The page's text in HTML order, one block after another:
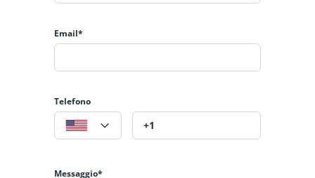
La superficie del lotto è di 317,72 m2, dove è possibile
terra con 2 negozi e 15 appartamenti.
luogo, vi invitiamo a contattarci senza impegno.
Email*
Telefono
Messaggio*